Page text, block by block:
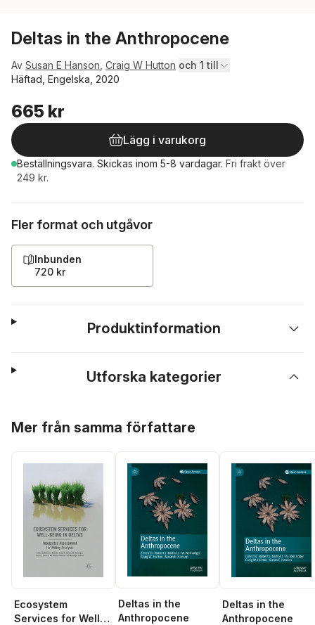
Deltas in the Anthropocene
Av Susan E Hanson Craig W Hutton och 1 till
Häftad, Engelska, 2020
665 kr
Lägg i varukorg
Beställningsvara. Skickas inom 5-8 vardagar. Fri frakt över
249 kr.
Fler format och utgåvor
Inbunden
720 kr
Produktinformation
Utforska kategorier
Mer från samma författare
Ecosystem
Services for Well-
Deltas in the
Anthropocene
Deltas in the
Anthropocene